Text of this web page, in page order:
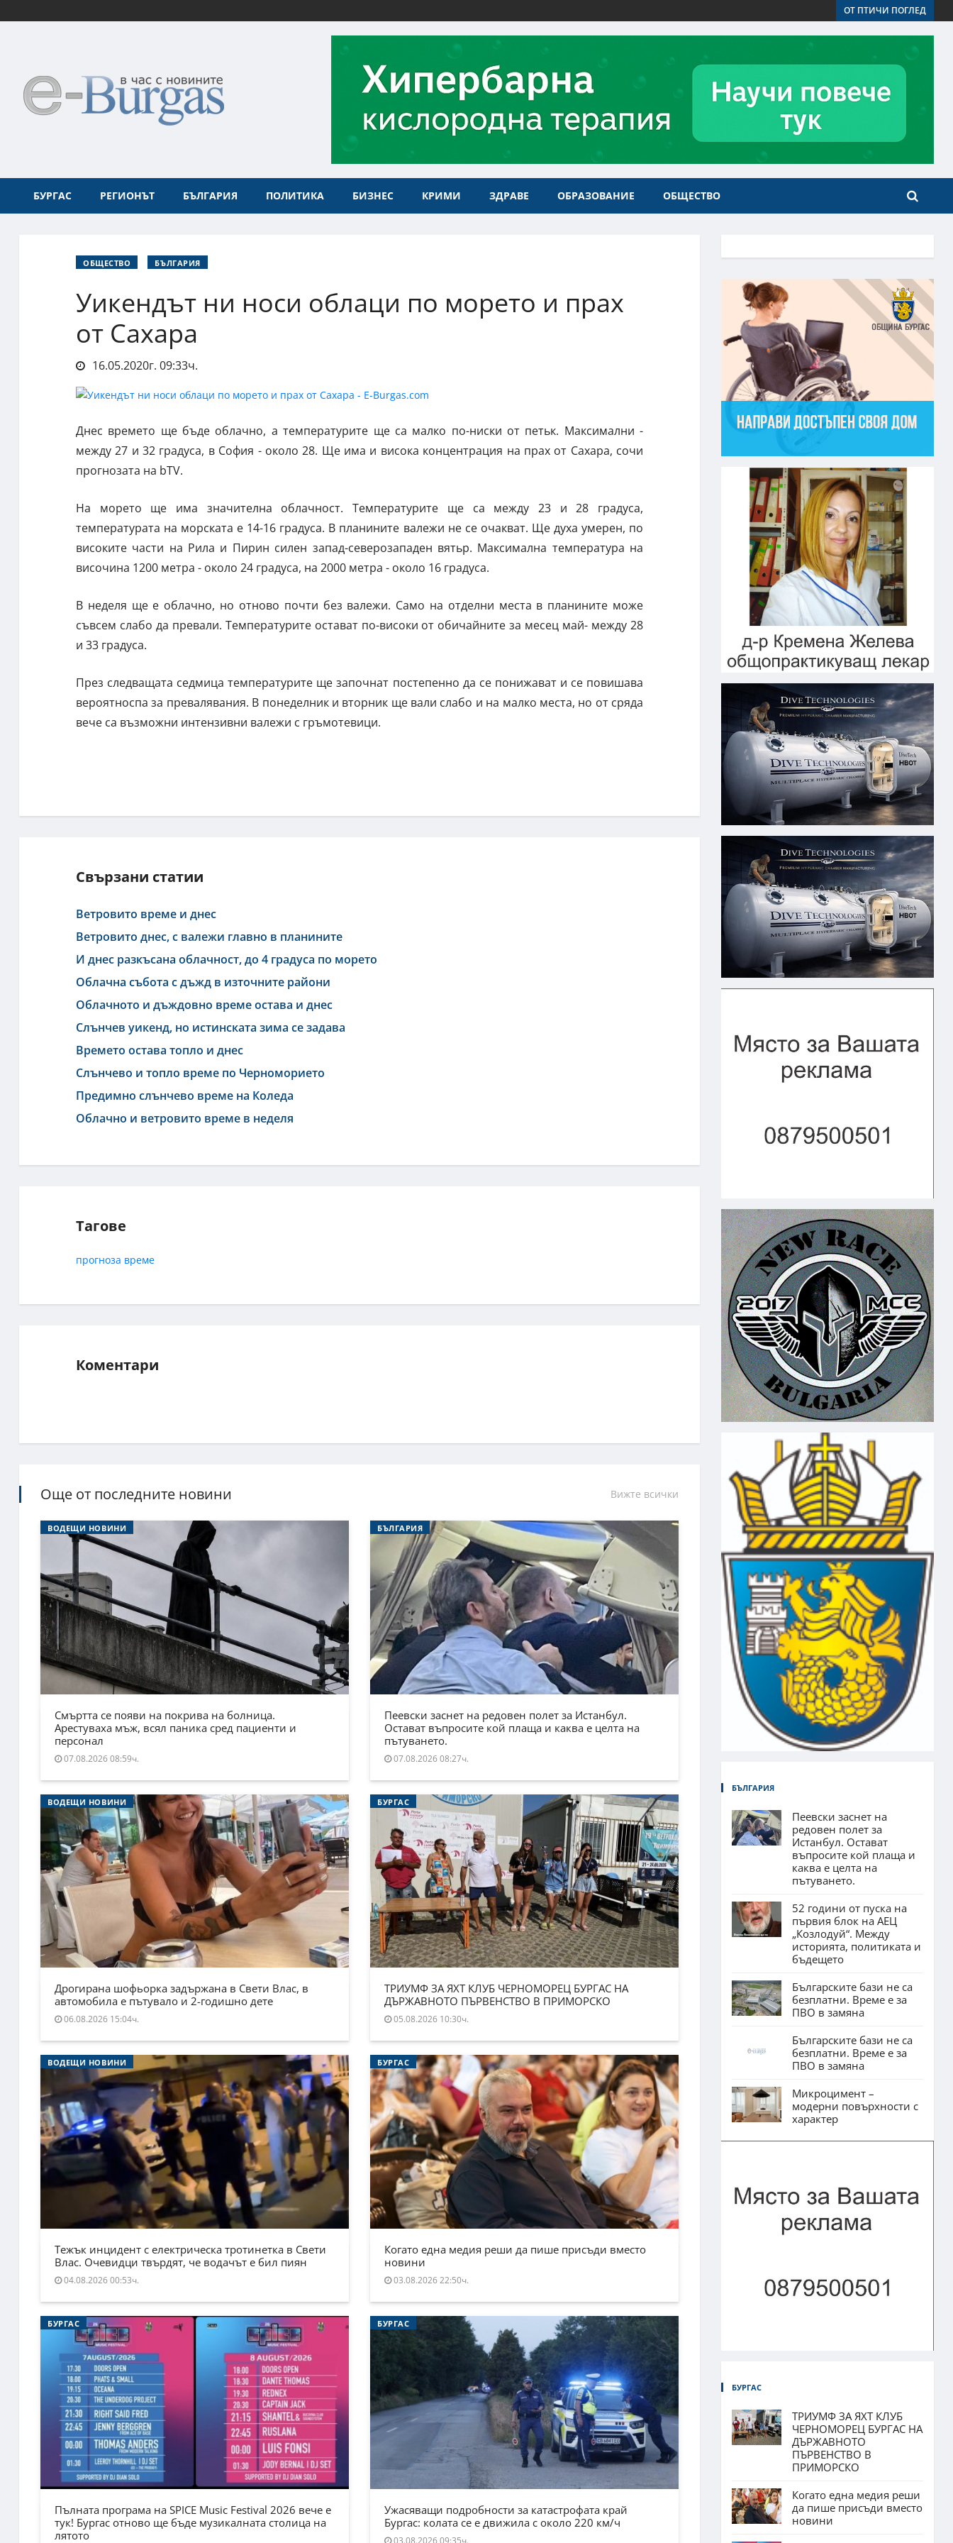
ОТ ПТИЧИ ПОГЛЕД
БУРГАС РЕГИОНЪТ БЪЛГАРИЯ ПОЛИТИКА БИЗНЕС КРИМИ ЗДРАВЕ ОБРАЗОВАНИЕ ОБЩЕСТВО
ОБЩЕСТВО БЪЛГАРИЯ
Уикендът ни носи облаци по морето и прах
от Сахара
16.05.2020г. 09:33ч.
Днес времето ще бъде облачно, а температурите ще са малко по-ниски от петьк. Максимални -
между 27 и 32 градуса, в София - около 28. Ще има и висока концентрация на прах от Сахара, сочи
прогнозата на bTV.
На морето ще има значителна облачност. Температурите ще са между 23 и 28 градуса,
температурата на морската е 14-16 градуса. В планините валежи не се очакват. Ще духа умерен, по
високите части на Рила и Пирин силен запад-северозападен вятьр. Максимална температура на
височина 1200 метра - около 24 градуса, на 2000 метра - около 16 градуса.
В неделя ще е облачно, но отново почти без валежи. Само на отделни места в планините може
съвсем слабо да превали. Температурите остават по-високи от обичайните за месец май- между 28
и 33 градуса.
През следващата седмица температурите ще започнат постепенно да се понижават и се повишава
вероятноспа за превалявания. В понеделник и вторник ще вали слабо и на малко места, но от сряда
вече са възможни интензивни валежи с гръмотевици.
Свързани статии
Ветровито време и днес
Ветровито днес, с валежи главно в планините
И днес разкъсана облачност, до 4 градуса по морето
Облачна събота с дъжд в източните райони
Облачното и дъждовно време остава и днес
Слънчев уикенд, но истинската зима се задава
Времето остава топло и днес
Слънчево и топло време по Черноморието
Предимно слънчево време на Коледа
Облачно и ветровито време в неделя
Тагове
прогноза време
Коментари
Още от последните новини Вижте всички
ВОДЕЩИ НОВИНИ
Смъртта се появи на покрива на болница.
Арестуваха мъж, всял паника сред пациенти и
персонал
07.08.2026 08:59ч.
БЪЛГАРИЯ
Пеевски заснет на редовен полет за Истанбул.
Остават въпросите кой плаща и каква е целта на
пътуването.
07.08.2026 08:27ч.
ВОДЕЩИ НОВИНИ
Дрогирана шофьорка задържана в Свети Влас, в
автомобила е пътувало и 2-годишно дете
06.08.2026 15:04ч.
БУРГАС
ТРИУМФ ЗА ЯХТ КЛУБ ЧЕРНОМОРЕЦ БУРГАС НА
ДЪРЖАВНОТО ПЪРВЕНСТВО В ПРИМОРСКО
05.08.2026 10:30ч.
ВОДЕЩИ НОВИНИ
Тежък инцидент с електрическа тротинетка в Свети
Влас. Очевидци твърдят, че водачът е бил пиян
04.08.2026 00:53ч.
БУРГАС
Когато една медия реши да пише присъди вместо
новини
03.08.2026 22:50ч.
БУРГАС
Пълната програма на SPICE Music Festival 2026 вече е
тук! Бургас отново ще бъде музикалната столица на
лятото
БУРГАС
Ужасяващи подробности за катастрофата край
Бургас: колата се е движила с около 220 км/ч
03.08.2026 09:35ч.
БЪЛГАРИЯ
Пеевски заснет на
редовен полет за
Истанбул. Остават
въпросите кой плаща и
каква е целта на
пътуването.
52 години от пуска на
първия блок на АЕЦ
„Козлодуй“. Между
историята, политиката и
бъдещето
Българските бази не са
безплатни. Време е за
ПВО в замяна
Българските бази не са
безплатни. Време е за
ПВО в замяна
Микроцимент –
модерни повърхности с
характер
БУРГАС
ТРИУМФ ЗА ЯХТ КЛУБ
ЧЕРНОМОРЕЦ БУРГАС НА
ДЪРЖАВНОТО
ПЪРВЕНСТВО В
ПРИМОРСКО
Когато една медия реши
да пише присъди вместо
новини